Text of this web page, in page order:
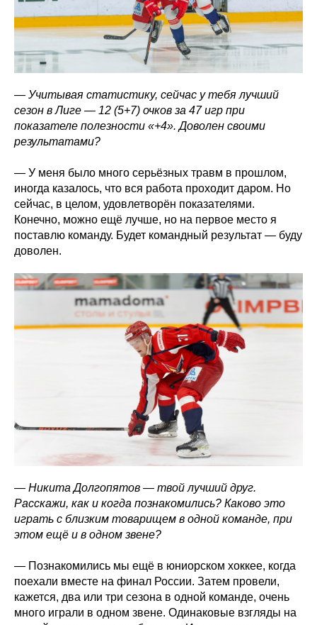
— Учитывая статистику, сейчас у тебя лучший
сезон в Лиге — 12 (5+7) очков за 47 игр при
показателе полезности «+4». Доволен своими
результатами?
— У меня было много серьёзных травм в прошлом,
иногда казалось, что вся работа проходит даром. Но
сейчас, в целом, удовлетворён показателями.
Конечно, можно ещё лучше, но на первое место я
поставлю команду. Будет командный результат — буду
доволен.
— Никита Долгопятов — твой лучший друг.
Расскажи, как и когда познакомились? Каково это
играть с близким товарищем в одной команде, при
этом ещё и в одном звене?
— Познакомились мы ещё в юниорском хоккее, когда
поехали вместе на финал России. Затем провели,
кажется, два или три сезона в одной команде, очень
много играли в одном звене. Одинаковые взгляды на